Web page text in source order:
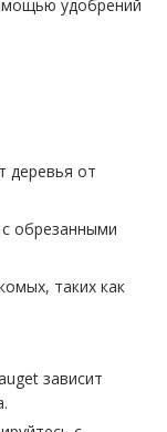
удобрений
деревья от
обрезанными
таких как
зависит